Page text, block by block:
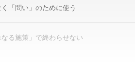
「問い」のために使う
る施策」で終わらせない